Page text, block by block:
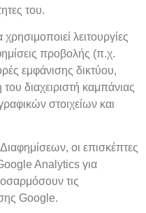
του.
λειτουργίες
προβολής (π.χ.
εμφάνισης δικτύου,
διαχειριστή καμπάνιας
στοιχείων και
οι επισκέπτες
Analytics για
τις
Google.